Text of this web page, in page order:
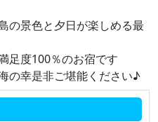
の景色と夕日が楽しめる最
足度100％のお宿です
の幸是非ご堪能ください♪